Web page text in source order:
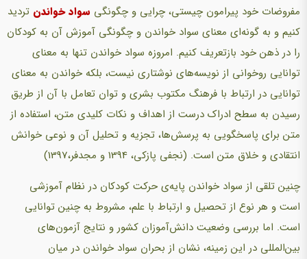
مفروضات خود پیرامون چیستی، چرایی و چگونگی سواد خواندن تردید
کنیم و به گونه‌ای معنای سواد خواندن و چگونگی آموزش آن به کودکان
را در ذهن خود بازتعریف کنیم. امروزه سواد خواندن تنها به معنای
توانایی روخوانی از نویسه‌های نوشتاری نیست، بلکه خواندن به معنای
توانایی در ارتباط با فرهنگ مکتوب بشری و توان تعامل با آن از طریق
رسیدن به سطح ادراک درست از اهداف و نکات کلیدی متن، استفاده از
متن برای پاسخگویی به پرسش‌ها، تجزیه و تحلیل آن و نوعی خوانش
انتقادی و خلاق متن است. (نجفی پازکی، 1394 و مجدفر،1397)
چنین تلقی از سواد خواندن پایه‌ی حرکت کودکان در نظام آموزشی
است و هر نوع از تحصیل و ارتباط با علم، مشروط به چنین توانایی
است. اما بررسی وضعیت دانش‌آموزان کشور و نتایج آزمون‌های
بین‌المللی در این زمینه، نشان از بحران سواد خواندن در میان